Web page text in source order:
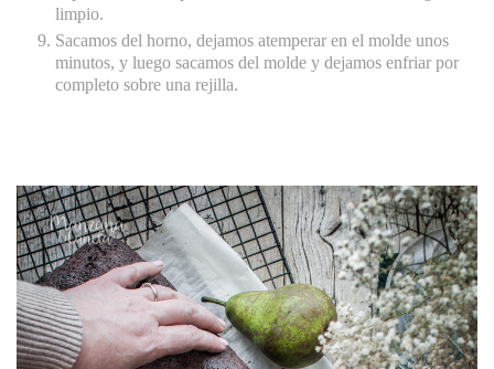
limpio.
Sacamos del horno, dejamos atemperar en el molde unos
minutos, y luego sacamos del molde y dejamos enfriar por
completo sobre una rejilla.